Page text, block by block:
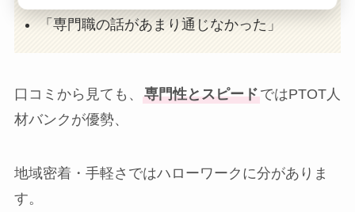
「専門職の話があまり通じなかった」
口コミから見ても、 専門性とスピードではPTOT人
材バンクが優勢、
地域密着・手軽さではハローワークに分がありま
す。